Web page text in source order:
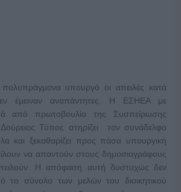
υπουργό οι απειλές κατά
έμειναν αναπάντητες. Η ΕΣΗΕΑ με
από πρωτοβουλία της Συσπείρωσης
Τύπος στηρίζει τον συνάδελφο
και ξεκαθαρίζει προς πάσα υπουργική
να απαντούν στους δημοσιογράφους
Η απόφαση αυτή δυστυχώς δεν
το σύνολο των μελών του διοικητικού